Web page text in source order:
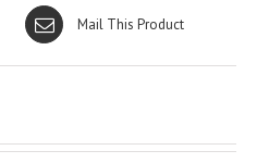
Mail This Product